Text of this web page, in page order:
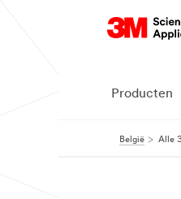
Producten
België Alle